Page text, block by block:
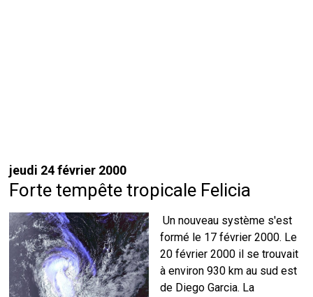
jeudi 24 février 2000
Forte tempête tropicale Felicia
Un nouveau système s'est
formé le 17 février 2000. Le
20 février 2000 il se trouvait
à environ 930 km au sud est
de Diego Garcia. La